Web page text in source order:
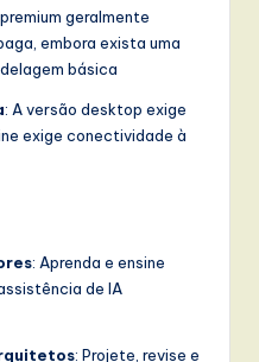
geralmente
embora exista uma
básica
: A versão desktop exige
exige conectividade à
: Aprenda e ensine
de IA
: Projete, revise e